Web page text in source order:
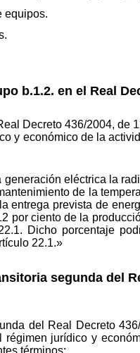
equipos.
b.1.2. en el Real
Decreto 436/2004, de
y económico de la
eléctrica la
de la
entrega prevista de
por ciento de la
Dicho porcentaje
22.1.»
segunda del
del Real Decreto
jurídico y